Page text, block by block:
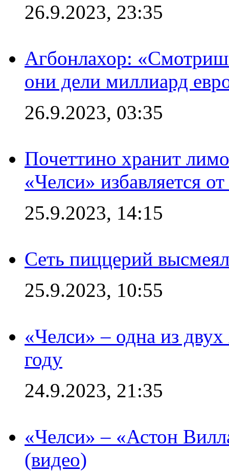
26.9.2023, 23:35
Агбонлахор:
они дели миллиард
26.9.2023, 03:35
Почеттино хранит
«Челси» избавляется
25.9.2023, 14:15
Сеть пиццерий
25.9.2023, 10:55
«Челси» – одна из
году
24.9.2023, 21:35
«Челси» – «Астон
(видео)